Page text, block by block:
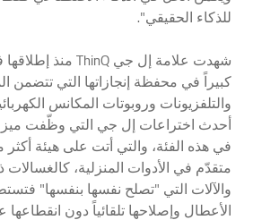
للذكاء الحقيقي".
كبيراً في محفظة إنجازاتها التي تتضمن
والتلفزيونات وروبوتات المكانس
أحدث اختراعات إل جي التي وظّفت
في هذه الفئة، والتي أتت على هيئة
متقدّم في الأدوات المنزلية، كالغسالات
والآلات التي "تصلح نفسها بنفسها"
الأعطال وإصلاحها تلقائياً دون